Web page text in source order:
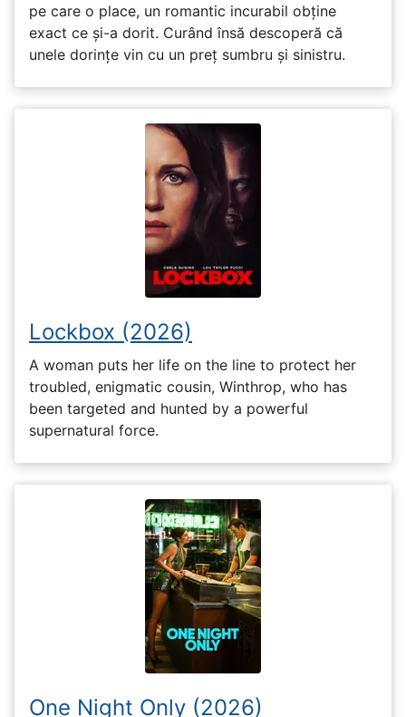
pe care o place, un romantic incurabil obține
exact ce și-a dorit. Curând însă descoperă că
unele dorințe vin cu un preț sumbru și sinistru.
Lockbox (2026)
A woman puts her life on the line to protect her
troubled, enigmatic cousin, Winthrop, who has
been targeted and hunted by a powerful
supernatural force.
One Night Only (2026)